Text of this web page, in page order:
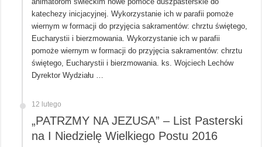
katechezy inicjacyjnej. Wykorzystanie ich w parafii pomoże
wiernym w formacji do przyjęcia sakramentów: chrztu świętego,
Eucharystii i bierzmowania. Wykorzystanie ich w parafii
pomoże wiernym w formacji do przyjęcia sakramentów: chrztu
świętego, Eucharystii i bierzmowania. ks. Wojciech Lechów
Dyrektor Wydziału …
12 lutego
„PATRZMY NA JEZUSA” – List Pasterski
na I Niedzielę Wielkiego Postu 2016